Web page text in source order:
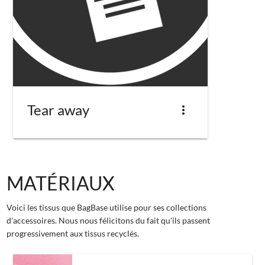
Tear away more_vert
MATÉRIAUX
Voici les tissus que BagBase utilise pour ses collections
d'accessoires. Nous nous félicitons du fait qu'ils passent
progressivement aux tissus recyclés.